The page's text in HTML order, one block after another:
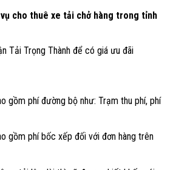
cho thuê xe tải chở hàng trong tỉnh
Tải Trọng Thành để có giá ưu đãi
gồm phí đường bộ như: Trạm thu phí, phí
gồm phí bốc xếp đối với đơn hàng trên